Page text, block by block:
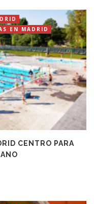
EN MADRID
CENTRO PARA